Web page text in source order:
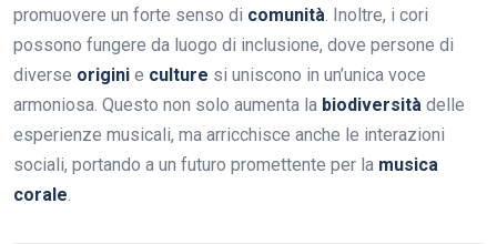
promuovere un forte senso di comunità. Inoltre, i cori
possono fungere da luogo di inclusione, dove persone di
diverse origini e culture si uniscono in un’unica voce
armoniosa. Questo non solo aumenta la biodiversità delle
esperienze musicali, ma arricchisce anche le interazioni
sociali, portando a un futuro promettente per la musica
corale.